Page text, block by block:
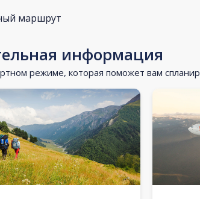
маршрут
информация
режиме, которая поможет вам